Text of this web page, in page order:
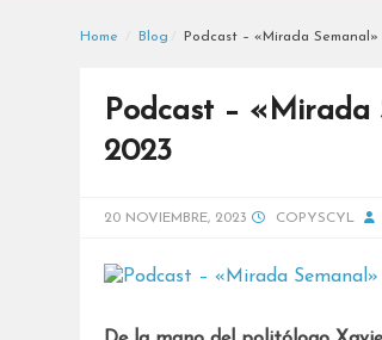
Home Blog Podcast – «Mirada
Podcast – «Mirada
2023
20 NOVIEMBRE, 2023 COPYSCYL